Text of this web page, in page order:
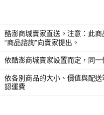
酷澎商城賣家直送。注意：此
“商品諮詢”向賣家提出。
依酷澎商城賣家設置而定，同
依各別商品的大小、價值與配
認運費